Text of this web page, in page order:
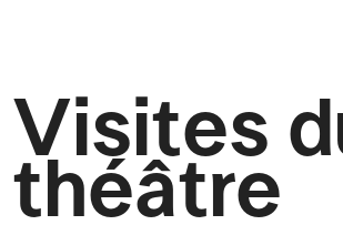
Visites
théâtre